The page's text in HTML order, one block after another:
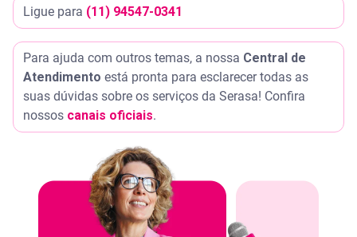
Ligue para (11) 94547-0341
Para ajuda com outros temas, a nossa Central de
Atendimento está pronta para esclarecer todas as
suas dúvidas sobre os serviços da Serasa! Confira
nossos canais oficiais.